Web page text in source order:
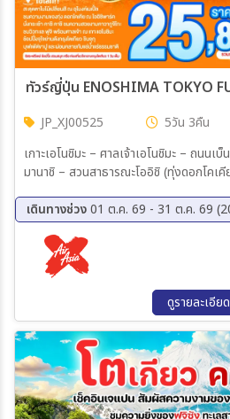
JP_XJ00525 5วัน 3คืน
เกาะเอโนชิมะ – ศาลเจ้าเอโนชิมะ – ถนนเบ็นไชเท็
มานาชิ – สวนสาธารณะโออิชิ (ทุ่งดอกโคเคีย) – ออนเซ็น + ขาปูยั
อุโมงค์ใบเมเปิ้ล (ขึ้นอยู่กับฤดูกาล) – กรุงโ
พร้อมช้อปปิ้ง ย่านชินจูกุ
เดินทางช่วง01 ต.ค. 69 - 31 ต.ค. 69
01 ต.ค. 69 - 05 ต.ค. 69
03 ต.ค. 69 - 07 ต.ค. 69
05 ต.ค. 69 - 09 ต.ค. 69
11 ต.ค. 69 - 15 ต.ค. 69
15 ต.ค. 69 - 19 ต.ค. 69
21 ต.ค. 69 - 25 ต.ค. 69
23 ต.ค. 69 - 27 ต.ค. 69
25 ต.ค. 69 - 29 ต.ค. 69
ดูรายละเอียด